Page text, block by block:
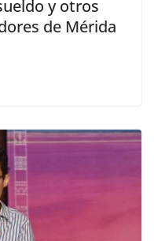
y otros
de Mérida